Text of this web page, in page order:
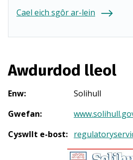
Cael eich sgôr ar-lein
Awdurdod lleol
Enw:
Solihull
Gwefan:
Cyswllt e-bost: